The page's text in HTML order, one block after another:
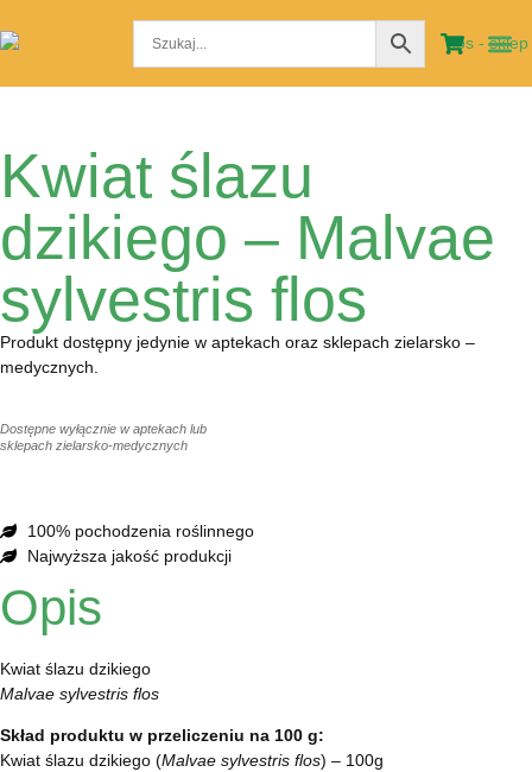
Kwiat ślazu
dzikiego – Malvae
sylvestris flos
Produkt dostępny jedynie w aptekach oraz sklepach zielarsko –
medycznych.
Dostępne wyłącznie w aptekach lub
sklepach zielarsko-medycznych
100% pochodzenia roślinnego
Najwyższa jakość produkcji
Opis
Kwiat ślazu dzikiego
Malvae sylvestris flos
Skład produktu w przeliczeniu na 100 g:
Kwiat ślazu dzikiego (Malvae sylvestris flos) – 100g